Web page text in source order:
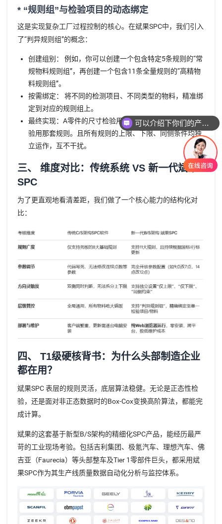
* “规则组”与检验项目的动态绑定
这是实现复杂工厂过程控制的核心。在斌果SPC中，我们引入
了“判异规则组”的概念：
创建组别： 例如，你可以创建一个包含特定5条规则的“常
规物料规则组”，再创建一个包含11条全量规则的“高精物
料规则组”。
按需绑定： 将不同的检测项目、不同类型的物料，精准绑
定到对应的规则组上。
最终实现：A零件的尺寸检验用这套规则，B材料的硬度检
验用那套规则。且所有规则的上限、下限、同侧条件均独
立运作，互不干扰。
三、 维度对比：传统系统 VS 新一代斌果
SPC
为了更直观地看清差距，我们做了一个核心能力的结构化对
比：
四、 T1级硬核背书：为什么头部制造企业
都在用？
斌果SPC 表层的规则灵活，底层算法稳健。无论是正态性检
验，还是面对非正态数据时的Box-Cox变换高阶算法，都能完
成计算。
斌果的这套基于新型B/S架构的精细化SPC产品，能经历最严
苛的工业现场考验。包括吉利集团、极氪汽车、理想汽车、佛
吉亚（Faurecia）等头部整车及Tier 1零部件巨头，都采用斌
果SPC作为其生产线质量数据自动化分析与监控体系。
可以介绍下你们的产品么